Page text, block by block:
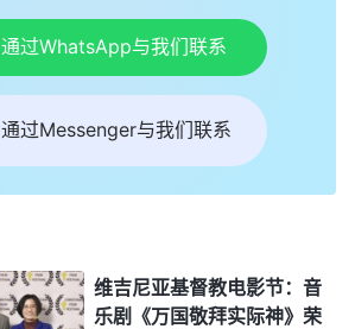
通过WhatsApp与我们联系
通过Messenger与我们联系
维吉尼亚基督教电影节：音
乐剧《万国敬拜实际神》荣